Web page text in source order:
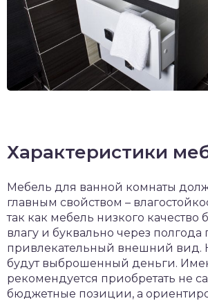
Характеристики
Мебель для ванной комнаты
главным свойством –
так как мебель низкого качество
влагу и буквально через полгода
привлекательный внешний вид.
будут выброшенный деньги.
рекомендуется приобретать не
бюджетные позиции, а